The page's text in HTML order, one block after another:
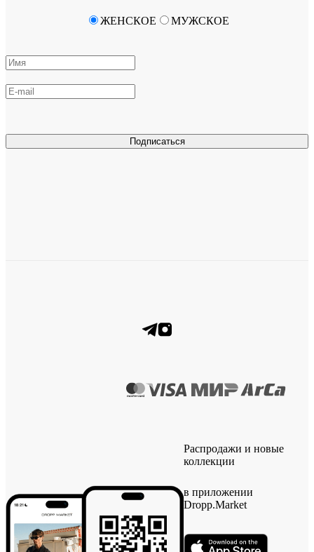
Подписаться
ЖЕНСКОЕ МУЖСКОЕ
Распродажи и новые
коллекции
в приложении
Dropp.Market